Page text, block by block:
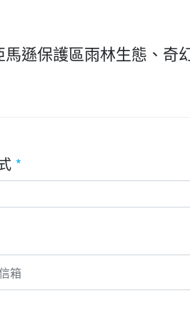
遜保護區雨林生態、奇
*